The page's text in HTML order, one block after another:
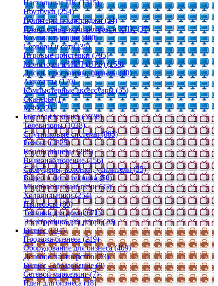
Настольные ПК (1315)
Ноутбуки (254)
Принтеры и картриджи (24)
Планшетные компьютеры и КПК (37)
Комплектующие (400)
Серверы и сети (35)
Игровые приставки (705)
Мониторы и ИБП (UPS) (158)
Диски, программы, фильмы (40)
Аккаунты (170)
Компьютерные аксессуары (55)
Сканеры (1)
МФУ (2)
Бытовая техника (5838)
Телевизоры (1038)
Спутниковые системы (885)
Ремонт (2325)
Кондиционеры (289)
Видеонаблюдение (156)
Сабвуферы, колонки, усилители (35)
Видео и фото техника (50)
Микроволновые печи (35)
Холодильники (254)
Пылесосы (80)
Техника для дома (671)
Электроника для детей (20)
Бизнес (694)
Продажа бизнеса (219)
Оборудование для бизнеса (409)
Деловое партнерство (33)
Бизнес - образование (8)
Сетевой маркетинг (7)
Идеи для бизнеса (18)